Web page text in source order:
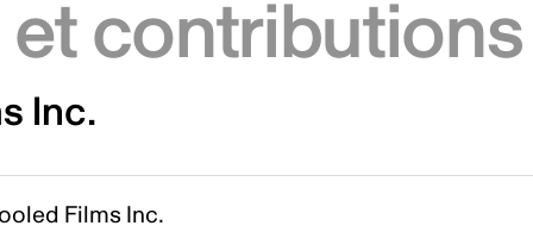
contributions
Inc.
Films Inc.